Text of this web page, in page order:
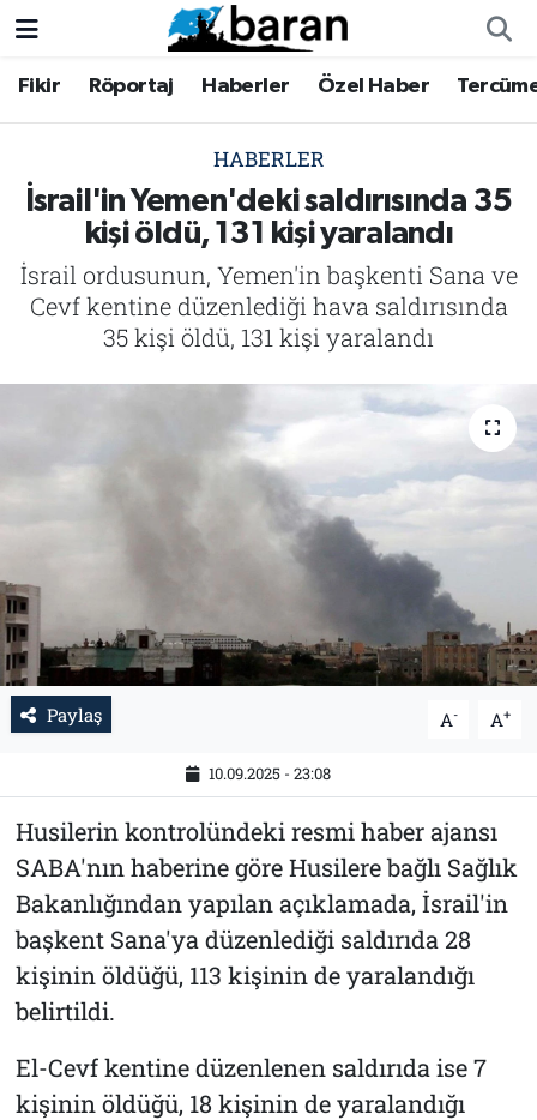
Fikir Röportaj Haberler Özel Haber
HABERLER
İsrail'in Yemen'deki saldırısında 35
kişi öldü, 131 kişi yaralandı
İsrail ordusunun, Yemen'in başkenti Sana ve
Cevf kentine düzenlediği hava saldırısında
35 kişi öldü, 131 kişi yaralandı
Paylaş A- A+
10.09.2025 - 23:08
Husilerin kontrolündeki resmi haber ajansı
SABA'nın haberine göre Husilere bağlı Sağlık
Bakanlığından yapılan açıklamada, İsrail'in
başkent Sana'ya düzenlediği saldırıda 28
kişinin öldüğü, 113 kişinin de yaralandığı
belirtildi.
El-Cevf kentine düzenlenen saldırıda ise 7
kişinin öldüğü, 18 kişinin de yaralandığı
Fikir
Haberler
Özel Haber
Tercüme
Büyük Doğu-İbda
Fikir
Haberler
Özel Haber
Tercüme
Büyük Doğu-İbda
Künye
Nöbetçi Eczaneler
Trafik Durumu
Süper Lig Puan Durumu ve Fikstür
Tüm Manşetler